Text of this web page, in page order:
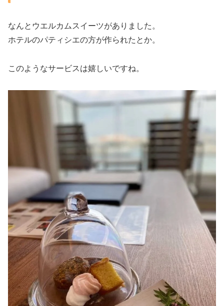
なんとウエルカムスイーツがありました。
ホテルのパティシエの方が作られたとか。
このようなサービスは嬉しいですね。